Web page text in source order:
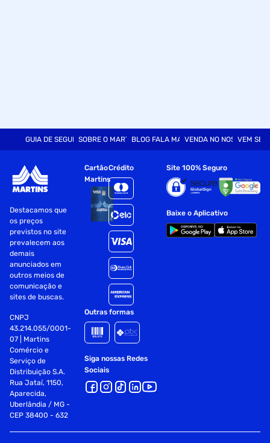
GUIA DE SEGURANÇASOBRE O MARTINSBLOG FALA MARTVENDA NO NOSSO SITE
VEM SER
Destacamos que
os preços
previstos no site
prevalecem aos
demais
anunciados em
outros meios de
comunicação e
sites de buscas.
CNPJ
43.214.055/0001-
07 | Martins
Comércio e
Serviço de
Distribuição S.A.
Rua Jataí, 1150,
Aparecida,
Uberlândia / MG -
CEP 38400 - 632
Cartão
Martins
Crédito
Outras formas
Siga nossas Redes
Sociais
Site 100% Seguro
Baixe o Aplicativo